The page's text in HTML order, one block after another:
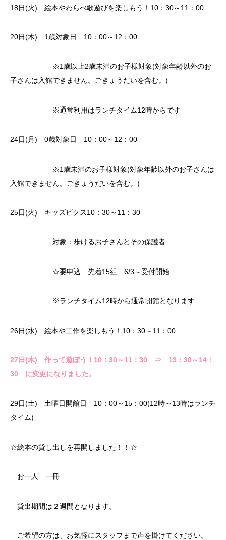
18日(火) 絵本やわらべ歌遊びを楽しもう！10：30～11：00
20日(木) 1歳対象日 10：00～12：00
※1歳以上2歳未満のお子様対象(対象年齢以外のお
子さんは入館できません。ごきょうだいを含む。)
※通常利用はランチタイム12時からです
24日(月) 0歳対象日 10：00～12：00
※1歳未満のお子様対象(対象年齢以外のお子さんは
入館できません。ごきょうだいを含む。)
25日(火) キッズビクス10：30～11：30
対象：歩けるお子さんとその保護者
☆要申込 先着15組 6/3～受付開始
※ランチタイム12時から通常開館となります
26日(水) 絵本や工作を楽しもう！10：30～11：00
27日(木) 作って遊ぼう！10：30～11：30 ⇒ 13：30～14：
30 に変更になりました。
29日(土) 土曜日開館日 10：00～15：00(12時～13時はランチ
タイム)
☆絵本の貸し出しを再開しました！！☆
お一人 一冊
貸出期間は２週間となります。
ご希望の方は、お気軽にスタッフまで声を掛けてください。